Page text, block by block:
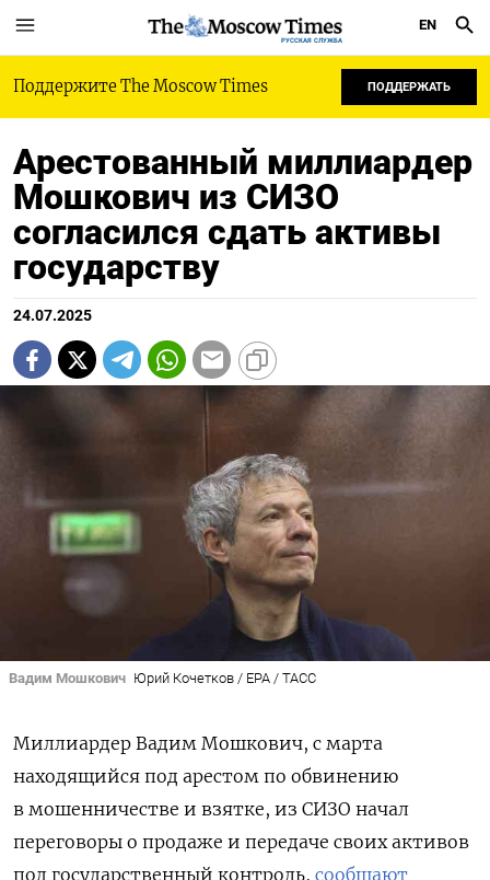
РУССКАЯ СЛУЖБА
EN
Поддержите The Moscow Times ПОДДЕРЖАТЬ
Арестованный миллиардер
Мошкович из СИЗО
согласился сдать активы
государству
24.07.2025
Вадим Мошкович Юрий Кочетков / EPA / ТАСС
Миллиардер Вадим Мошкович, с марта
находящийся под арестом по обвинению
в мошенничестве и взятке, из СИЗО начал
переговоры о продаже и передаче своих активов
под государственный контроль, сообщают